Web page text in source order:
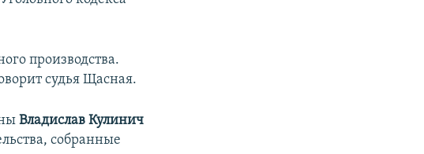
производства.
судья Щасная.
Владислав Кулинич
собранные